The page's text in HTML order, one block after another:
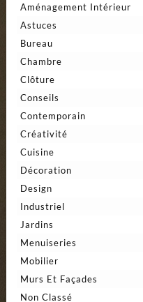
Aménagement Intérieur
Astuces
Bureau
Chambre
Clôture
Conseils
Contemporain
Créativité
Cuisine
Décoration
Design
Industriel
Jardins
Menuiseries
Mobilier
Murs Et Façades
Non Classé